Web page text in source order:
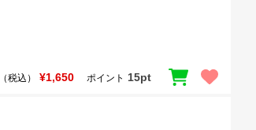
税込） ¥1,650 ポイント 15pt